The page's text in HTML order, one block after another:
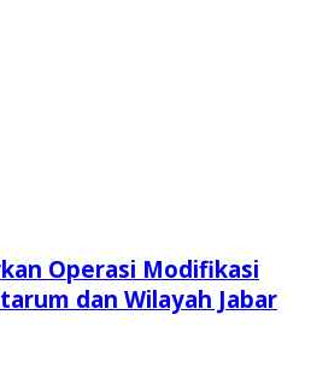
Operasi Modifikasi
dan Wilayah Jabar